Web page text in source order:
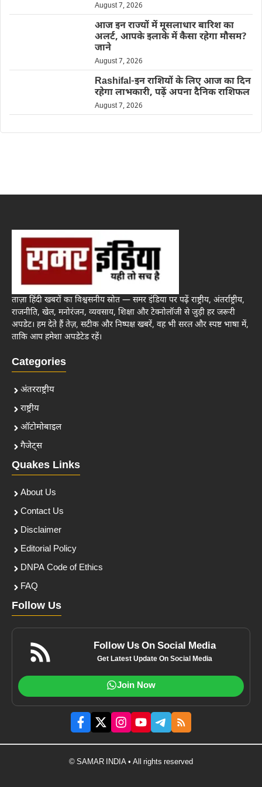
August 7, 2026
आज इन राज्यों में मूसलाधार बारिश का
अलर्ट, आपके इलाके में कैसा रहेगा मौसम?
जाने
August 7, 2026
Rashifal-इन राशियों के लिए आज का दिन
रहेगा लाभकारी, पढ़ें अपना दैनिक राशिफल
August 7, 2026
ताज़ा हिंदी खबरों का विश्वसनीय स्रोत — समर इंडिया पर पढ़ें राष्ट्रीय, अंतर्राष्ट्रीय,
राजनीति, खेल, मनोरंजन, व्यवसाय, शिक्षा और टेक्नोलॉजी से जुड़ी हर जरूरी
अपडेट। हम देते हैं तेज़, सटीक और निष्पक्ष खबरें, वह भी सरल और स्पष्ट भाषा में,
ताकि आप हमेशा अपडेटेड रहें।
Categories
अंतरराष्ट्रीय
राष्ट्रीय
ऑटोमोबाइल
गैजेट्स
Quakes Links
About Us
Contact Us
Disclaimer
Editorial Policy
DNPA Code of Ethics
FAQ
Follow Us
Follow Us On Social Media
Get Latest Update On Social Media
Join Now
© SAMAR INDIA • All rights reserved